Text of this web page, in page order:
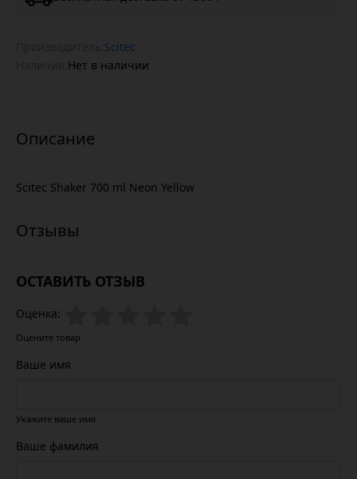
Scitec
Нет в наличии
Scitec Shaker 700 ml Neon Yellow
ОСТАВИТЬ ОТЗЫВ
Оценка:
Оцените товар
Ваше имя
Укажите ваше имя
Ваше фамилия